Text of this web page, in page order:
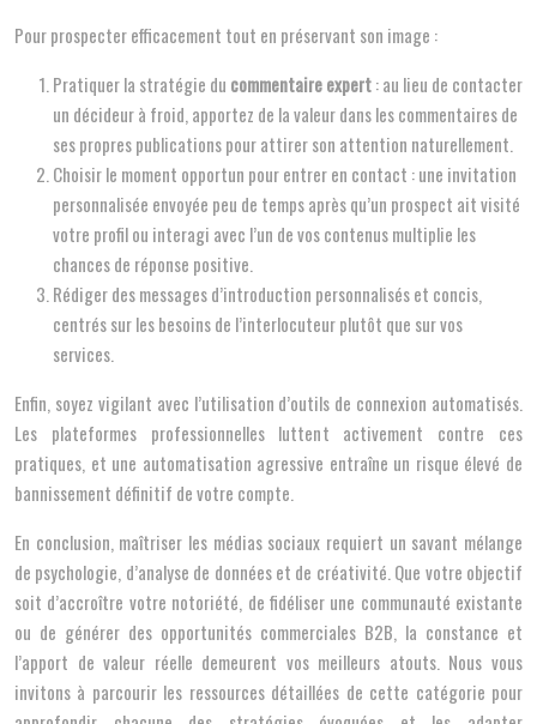
Pour prospecter efficacement tout en préservant son image :
Pratiquer la stratégie du commentaire expert: au lieu de contacter
un décideur à froid, apportez de la valeur dans les commentaires de
ses propres publications pour attirer son attention naturellement.
Choisir le moment opportun pour entrer en contact : une invitation
personnalisée envoyée peu de temps après qu’un prospect ait visité
votre profil ou interagi avec l’un de vos contenus multiplie les
chances de réponse positive.
Rédiger des messages d’introduction personnalisés et concis,
centrés sur les besoins de l’interlocuteur plutôt que sur vos
services.
Enfin, soyez vigilant avec l’utilisation d’outils de connexion automatisés.
Les plateformes professionnelles luttent activement contre ces
pratiques, et une automatisation agressive entraîne un risque élevé de
bannissement définitif de votre compte.
En conclusion, maîtriser les médias sociaux requiert un savant mélange
de psychologie, d’analyse de données et de créativité. Que votre objectif
soit d’accroître votre notoriété, de fidéliser une communauté existante
ou de générer des opportunités commerciales B2B, la constance et
l’apport de valeur réelle demeurent vos meilleurs atouts. Nous vous
invitons à parcourir les ressources détaillées de cette catégorie pour